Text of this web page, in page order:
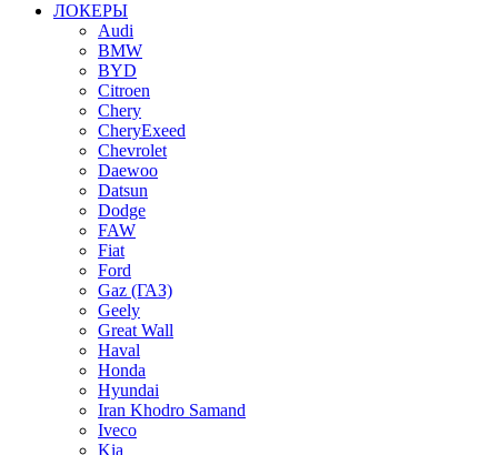
ЛОКЕРЫ
Audi
BMW
BYD
Citroen
Chery
CheryExeed
Chevrolet
Daewoo
Datsun
Dodge
FAW
Fiat
Ford
Gaz (ГАЗ)
Geely
Great Wall
Haval
Honda
Hyundai
Iran Khodro Samand
Iveco
Kia